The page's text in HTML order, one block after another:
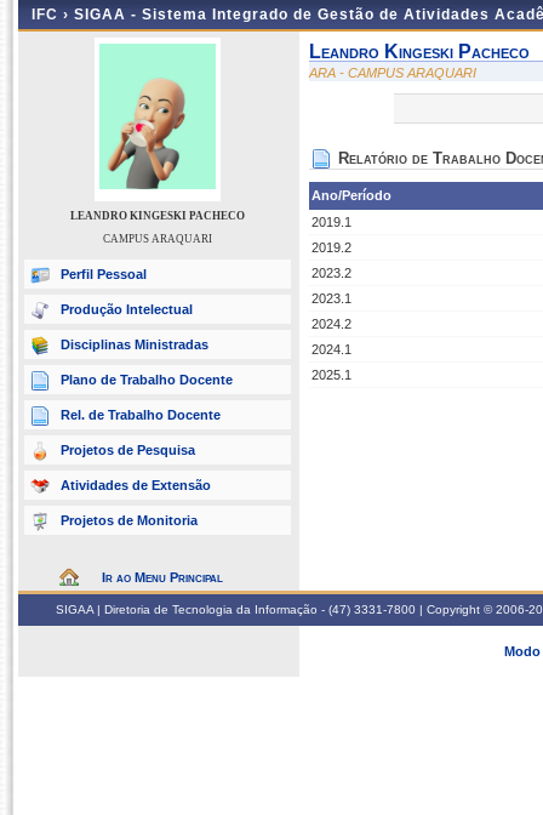
IFC › SIGAA - Sistema Integrado de Gestão de Atividades
LEANDRO KINGESKI PACHECO
CAMPUS ARAQUARI
Perfil Pessoal
Produção Intelectual
Disciplinas Ministradas
Plano de Trabalho Docente
Rel. de Trabalho Docente
Projetos de Pesquisa
Atividades de Extensão
Projetos de Monitoria
Ir ao Menu Principal
Leandro Kingeski Pacheco
ARA - CAMPUS ARAQUARI
Relatório de Trabalho
Ano/Período
2019.1
2019.2
2023.2
2023.1
2024.2
2024.1
2025.1
SIGAA | Diretoria de Tecnologia da Informação - (47) 3331-7800 | Copyright © 2006-
Modo